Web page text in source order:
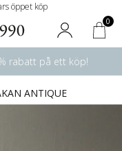
öppet köp
0
rabatt på ett köp!
ANTIQUE